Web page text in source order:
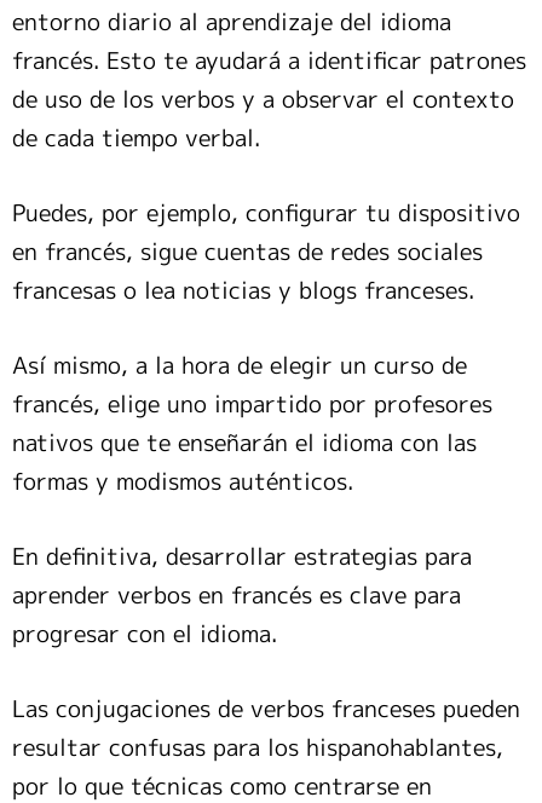
entorno diario al aprendizaje del idioma
francés. Esto te ayudará a identificar patrones
de uso de los verbos y a observar el contexto
de cada tiempo verbal.
Puedes, por ejemplo, configurar tu dispositivo
en francés, sigue cuentas de redes sociales
francesas o lea noticias y blogs franceses.
Así mismo, a la hora de elegir un curso de
francés, elige uno impartido por profesores
nativos que te enseñarán el idioma con las
formas y modismos auténticos.
En definitiva, desarrollar estrategias para
aprender verbos en francés es clave para
progresar con el idioma.
Las conjugaciones de verbos franceses pueden
resultar confusas para los hispanohablantes,
por lo que técnicas como centrarse en